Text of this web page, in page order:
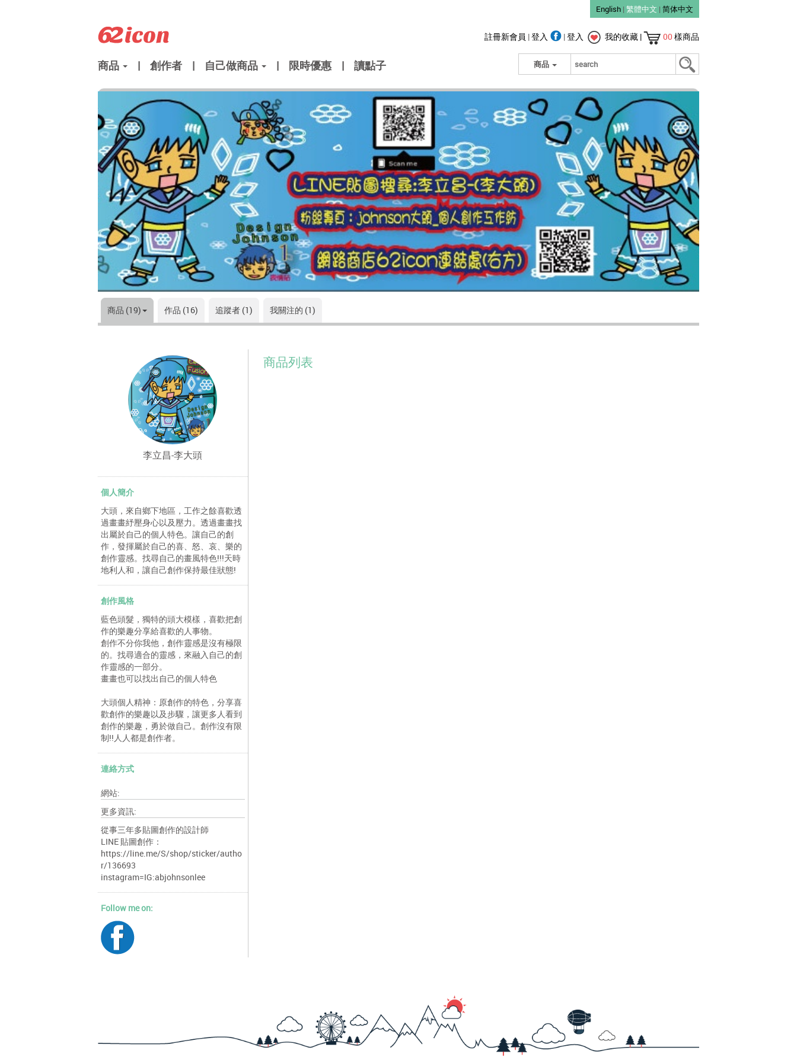
English | 繁體中文 | 简体中文
註冊新會員 |登入 |登入 我的收藏 | 00 樣商品
商品
商品 | 創作者 | 自己做商品 | 限時優惠 | 讀點子
商品 (19) 作品 (16) 追蹤者 (1) 我關注的 (1)
李立昌-李大頭
個人簡介
大頭，來自鄉下地區，工作之餘喜歡透
過畫畫紓壓身心以及壓力。透過畫畫找
出屬於自己的個人特色。讓自己的創
作，發揮屬於自己的喜、怒、哀、樂的
創作靈感。找尋自己的畫風特色!!!天時
地利人和，讓自己創作保持最佳狀態!
創作風格
藍色頭髮，獨特的頭大模樣，喜歡把創
作的樂趣分享給喜歡的人事物。
創作不分你我他，創作靈感是沒有極限
的。找尋適合的靈感，來融入自己的創
作靈感的一部分。
畫畫也可以找出自己的個人特色
大頭個人精神：原創作的特色，分享喜
歡創作的樂趣以及步驟，讓更多人看到
創作的樂趣，勇於做自己。創作沒有限
制!!人人都是創作者。
連絡方式
網站:
更多資訊:
從事三年多貼圖創作的設計師
LINE 貼圖創作：
https://line.me/S/shop/sticker/autho
r/136693
instagram=IG:abjohnsonlee
Follow me on:
商品列表